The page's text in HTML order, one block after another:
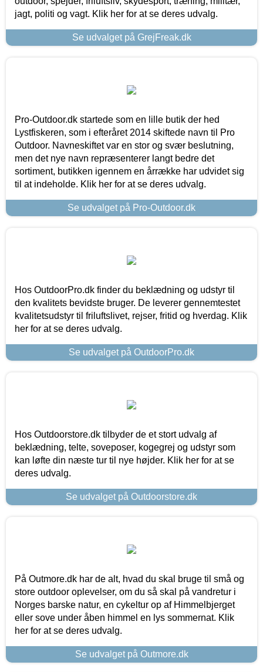
jagt, politi og vagt. Klik her for at se deres udvalg.
Se udvalget på GrejFreak.dk
Pro-Outdoor.dk startede som en lille butik der hed
Lystfiskeren, som i efteråret 2014 skiftede navn til Pro
Outdoor. Navneskiftet var en stor og svær beslutning,
men det nye navn repræsenterer langt bedre det
sortiment, butikken igennem en årrække har udvidet sig
til at indeholde. Klik her for at se deres udvalg.
Se udvalget på Pro-Outdoor.dk
Hos OutdoorPro.dk finder du beklædning og udstyr til
den kvalitets bevidste bruger. De leverer gennemtestet
kvalitetsudstyr til friluftslivet, rejser, fritid og hverdag. Klik
her for at se deres udvalg.
Se udvalget på OutdoorPro.dk
Hos Outdoorstore.dk tilbyder de et stort udvalg af
beklædning, telte, soveposer, kogegrej og udstyr som
kan løfte din næste tur til nye højder. Klik her for at se
deres udvalg.
Se udvalget på Outdoorstore.dk
På Outmore.dk har de alt, hvad du skal bruge til små og
store outdoor oplevelser, om du så skal på vandretur i
Norges barske natur, en cykeltur op af Himmelbjerget
eller sove under åben himmel en lys sommernat. Klik
her for at se deres udvalg.
Se udvalget på Outmore.dk